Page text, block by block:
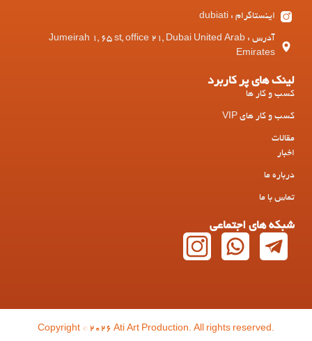
اینستاگرام : dubiati
آدرس : Jumeirah 1, 65 st, office 21, Dubai United Arab
Emirates
لینک های پر کاربرد
کسب و کار ها
کسب و کار های VIP
مقالات
اخبار
درباره ما
تماس با ما
شبکه های اجتماعی
Copyright © 2026 Ati Art Production. All rights reserved.